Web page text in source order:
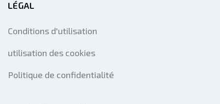
LÉGAL
Conditions d'utilisation
utilisation des cookies
Politique de confidentialité